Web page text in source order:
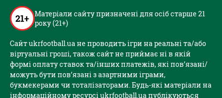
21+ Матеріали сайту призначені для осіб старше 21
року (21+)
Сайт ukrfootball.ua не проводить ігри на реальні та/або
віртуальні гроші, також сайт не приймає ні в якій
формі оплату ставок та/інших платежів, які пов’язані/
можуть бути пов’язані з азартними іграми,
букмекерами чи тоталізаторами. Будь-які матеріали на
інформаційному ресурсі ukrfootball.ua публікуються